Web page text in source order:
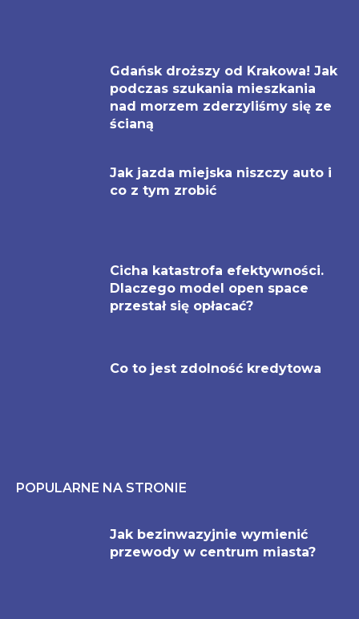
Gdańsk droższy od Krakowa! Jak
podczas szukania mieszkania
nad morzem zderzyliśmy się ze
ścianą
Jak jazda miejska niszczy auto i
co z tym zrobić
Cicha katastrofa efektywności.
Dlaczego model open space
przestał się opłacać?
Co to jest zdolność kredytowa
POPULARNE NA STRONIE
Jak bezinwazyjnie wymienić
przewody w centrum miasta?